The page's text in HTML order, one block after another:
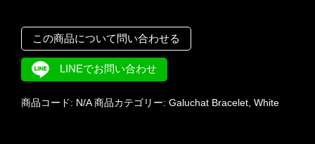
この商品について問い合わせる
LINEでお問い合わせ
商品コード: N/A 商品カテゴリー: Galuchat Bracelet White